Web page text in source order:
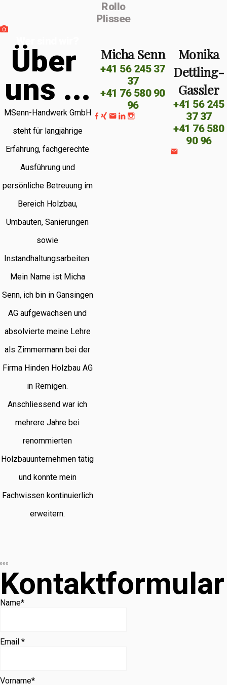
Rollo
Plissee
Über
uns ...
MSenn-Handwerk GmbH
steht für langjährige
Erfahrung, fachgerechte
Ausführung und
persönliche Betreuung im
Bereich Holzbau,
Umbauten, Sanierungen
sowie
Instandhaltungsarbeiten.
Mein Name ist Micha
Senn, ich bin in Gansingen
AG aufgewachsen und
absolvierte meine Lehre
als Zimmermann bei der
Firma Hinden Holzbau AG
in Remigen.
Anschliessend war ich
mehrere Jahre bei
renommierten
Holzbauunternehmen tätig
und konnte mein
Fachwissen kontinuierlich
erweitern.
Micha Senn
+41 56 245 37
37
+41 76 580 90
96
Monika
Dettling-
Gassler
+41 56 245
37 37
+41 76 580
90 96
Kontaktformular
Name*
Email *
Vorname*